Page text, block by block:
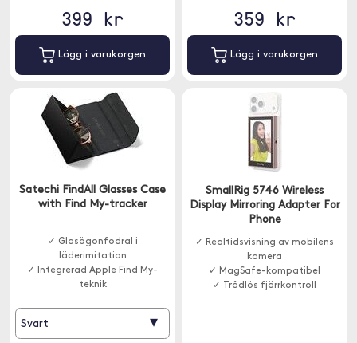
399 kr
Lägg i varukorgen
359 kr
Lägg i varukorgen
Satechi FindAll Glasses Case
with Find My-tracker
✓ Glasögonfodral i
läderimitation
✓ Integrerad Apple Find My-
teknik
Svart ▾
SmallRig 5746 Wireless
Display Mirroring Adapter For
Phone
✓ Realtidsvisning av mobilens
kamera
✓ MagSafe-kompatibel
✓ Trådlös fjärrkontroll